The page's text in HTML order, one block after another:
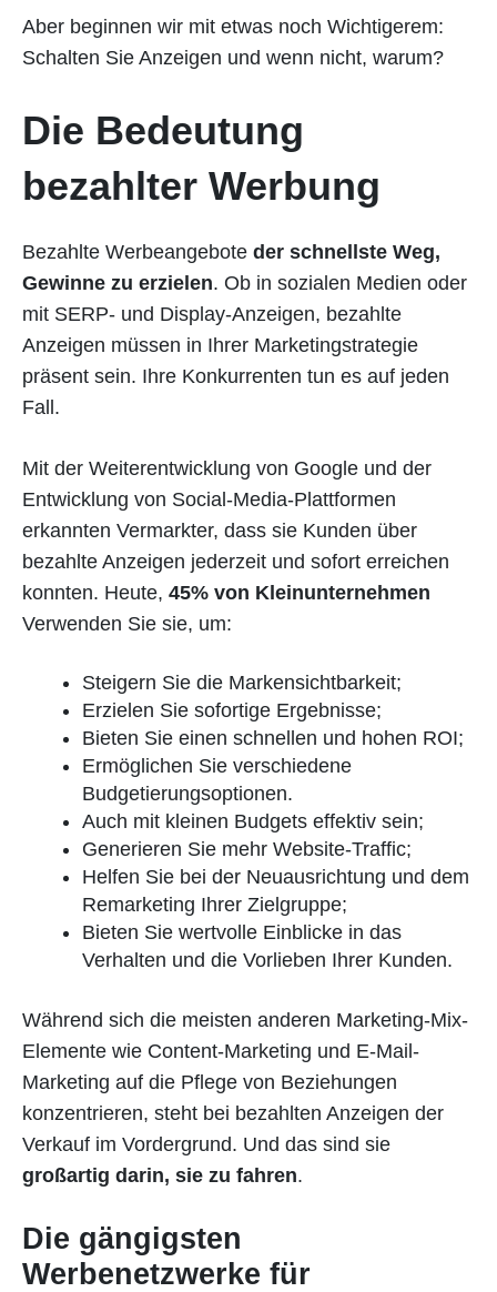
Aber beginnen wir mit etwas noch Wichtigerem:
Schalten Sie Anzeigen und wenn nicht, warum?
Die Bedeutung
bezahlter Werbung
Bezahlte Werbeangebote der schnellste Weg,
Gewinne zu erzielen. Ob in sozialen Medien oder
mit SERP- und Display-Anzeigen, bezahlte
Anzeigen müssen in Ihrer Marketingstrategie
präsent sein. Ihre Konkurrenten tun es auf jeden
Fall.
Mit der Weiterentwicklung von Google und der
Entwicklung von Social-Media-Plattformen
erkannten Vermarkter, dass sie Kunden über
bezahlte Anzeigen jederzeit und sofort erreichen
konnten. Heute, 45% von Kleinunternehmen
Verwenden Sie sie, um:
Steigern Sie die Markensichtbarkeit;
Erzielen Sie sofortige Ergebnisse;
Bieten Sie einen schnellen und hohen ROI;
Ermöglichen Sie verschiedene
Budgetierungsoptionen.
Auch mit kleinen Budgets effektiv sein;
Generieren Sie mehr Website-Traffic;
Helfen Sie bei der Neuausrichtung und dem
Remarketing Ihrer Zielgruppe;
Bieten Sie wertvolle Einblicke in das
Verhalten und die Vorlieben Ihrer Kunden.
Während sich die meisten anderen Marketing-Mix-
Elemente wie Content-Marketing und E-Mail-
Marketing auf die Pflege von Beziehungen
konzentrieren, steht bei bezahlten Anzeigen der
Verkauf im Vordergrund. Und das sind sie
großartig darin, sie zu fahren.
Die gängigsten
Werbenetzwerke für